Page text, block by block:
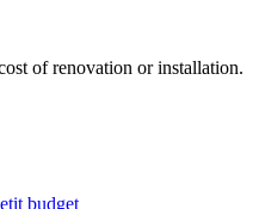
of renovation or installation.